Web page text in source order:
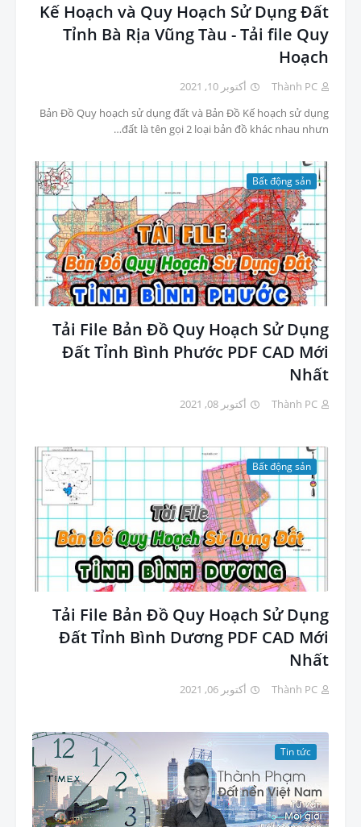
Kế Hoạch và Quy Hoạch Sử Dụng Đất
Tỉnh Bà Rịa Vũng Tàu - Tải file Quy
Hoạch
Thành PC
أكتوبر 10, 2021
Bản Đồ Quy hoạch sử dụng đất và Bản Đồ Kế hoạch sử dụng
đất là tên gọi 2 loại bản đồ khác nhau nhưn…
Bất động sản
Tải File Bản Đồ Quy Hoạch Sử Dụng
Đất Tỉnh Bình Phước PDF CAD Mới
Nhất
Thành PC أكتوبر 08, 2021
Bất động sản
Tải File Bản Đồ Quy Hoạch Sử Dụng
Đất Tỉnh Bình Dương PDF CAD Mới
Nhất
Thành PC أكتوبر 06, 2021
Tin tức